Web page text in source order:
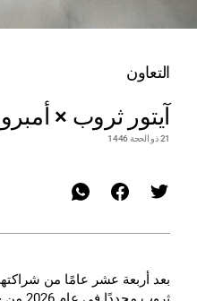
التعاون
آيتور ثروب × أمبرو
21 ذو الحجة 1446
بعد أربعة عشر عامًا من
ثروب مجددًا في عام 2026 من خلال تعاون متطور.